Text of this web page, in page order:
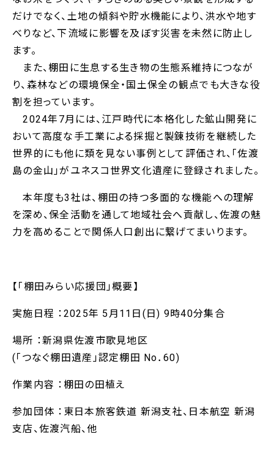
だけでなく、土地の傾斜や貯水機能により、洪水や地す
べりなど、下流域に影響を及ぼす災害を未然に防止し
ます。
また、棚田に生息する生き物の生態系維持につなが
り、森林などの環境保全・国土保全の観点でも大きな役
割を担っています。
2024年7月には、江戸時代に本格化した鉱山開発に
おいて高度な手工業による採掘と製錬技術を継続した
世界的にも他に類を見ない事例として評価され、「佐渡
島の金山」がユネスコ世界文化遺産に登録されました。
本年度も3社は、棚田の持つ多面的な機能への理解
を深め、保全活動を通して地域社会へ貢献し、佐渡の魅
力を高めることで関係人口創出に繋げてまいります。
【「棚田みらい応援団」概要】
実施日程 ：2025年 5月11日(日) 9時40分集合
場所 ：新潟県佐渡市歌見地区
(「つなぐ棚田遺産」認定棚田 No．60)
作業内容 ：棚田の田植え
参加団体 ：東日本旅客鉄道 新潟支社、日本航空 新潟
支店、佐渡汽船、他